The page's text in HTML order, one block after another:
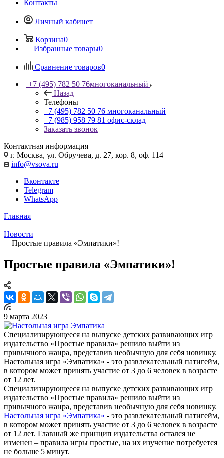
Контакты
Личный кабинет
Корзина0
Избранные товары0
Сравнение товаров0
+7 (495) 782 50 76многоканальный
Назад
Телефоны
+7 (495) 782 50 76 многоканальный
+7 (985) 958 79 81 офис-склад
Заказать звонок
Контактная информация
г. Москва, ул. Обручева, д. 27, кор. 8, оф. 114
info@vsova.ru
Вконтакте
Telegram
WhatsApp
Главная
—
Новости
—Простые правила «Эмпатики»!
Простые правила «Эмпатики»!
9 марта 2023
Специализирующееся на выпуске детских развивающих игр
издательство «Простые правила» решило выйти из
привычного жанра, представив необычную для себя новинку.
Настольная игра «Эмпатика» - это развлекательный патигейм,
в котором может принять участие от 3 до 6 человек в возрасте
от 12 лет.
Специализирующееся на выпуске детских развивающих игр
издательство «Простые правила» решило выйти из
привычного жанра, представив необычную для себя новинку.
Настольная игра «Эмпатика» - это развлекательный патигейм,
в котором может принять участие от 3 до 6 человек в возрасте
от 12 лет. Главный же принцип издательства остался не
изменен – правила игры простые, на их изучение потребуется
не больше 5 минут.